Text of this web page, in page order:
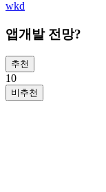
wkd
앱개발 전망?
추천
10
비추천